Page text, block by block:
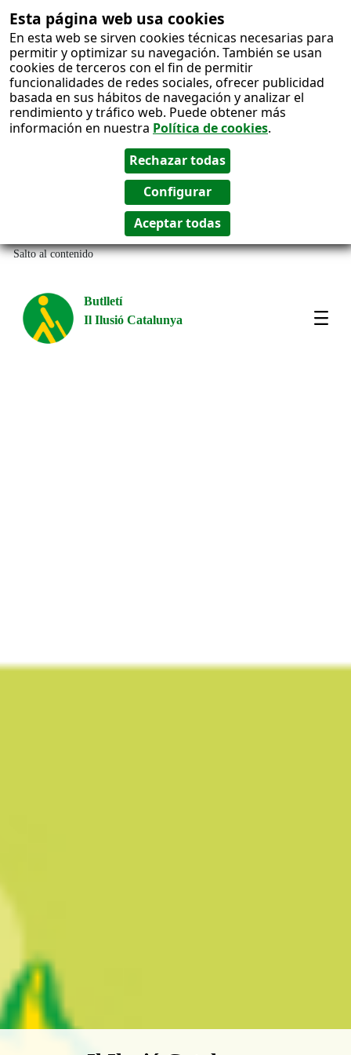
Esta página web usa cookies
En esta web se sirven cookies técnicas necesarias para
permitir y optimizar su navegación. También se usan
cookies de terceros con el fin de permitir
funcionalidades de redes sociales, ofrecer publicidad
basada en sus hábitos de navegación y analizar el
rendimiento y tráfico web. Puede obtener más
información en nuestra Política de cookies.
Salto al contenido
Butlletí
Il Ilusió Catalunya